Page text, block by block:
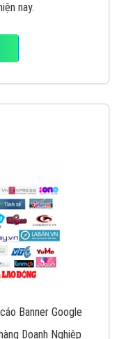
nay.
Banner Google
Doanh Nghiệp